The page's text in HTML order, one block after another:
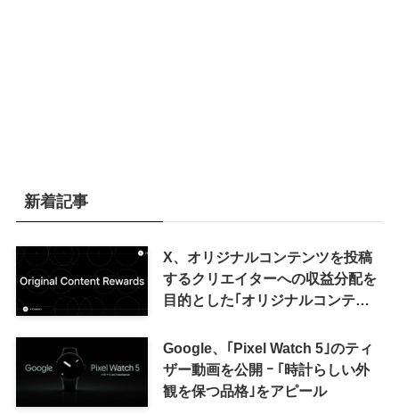
新着記事
X、オリジナルコンテンツを投稿
するクリエイターへの収益分配を
目的とした｢オリジナルコンテン
来の｢収益分配｣は廃止
Google、｢Pixel Watch 5｣のティ
ザー動画を公開 ｰ ｢時計らしい外
観を保つ品格｣をアピール